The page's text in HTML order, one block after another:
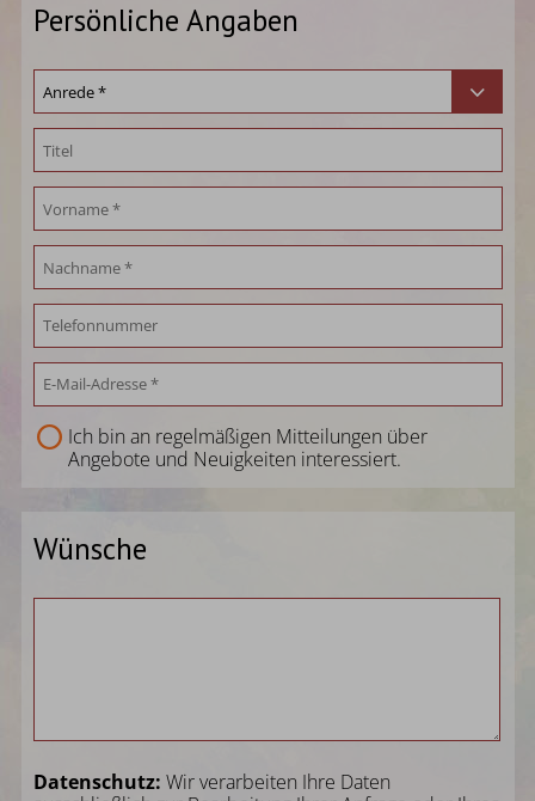
Persönliche Angaben
Ich bin an regelmäßigen Mitteilungen über
Angebote und Neuigkeiten interessiert.
Wünsche
Datenschutz: Wir verarbeiten Ihre Daten